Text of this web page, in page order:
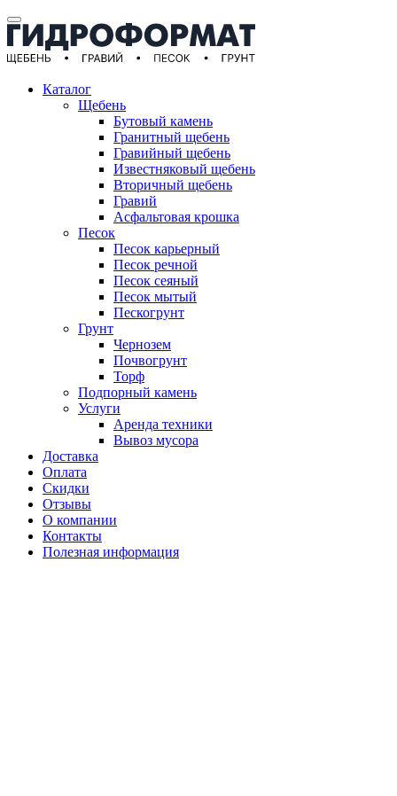
Каталог
Щебень
Бутовый камень
Гранитный щебень
Гравийный щебень
Известняковый щебень
Вторичный щебень
Гравий
Асфальтовая крошка
Песок
Песок карьерный
Песок речной
Песок сеяный
Песок мытый
Пескогрунт
Грунт
Чернозем
Почвогрунт
Торф
Подпорный камень
Услуги
Аренда техники
Вывоз мусора
Доставка
Оплата
Скидки
Отзывы
О компании
Контакты
Полезная информация